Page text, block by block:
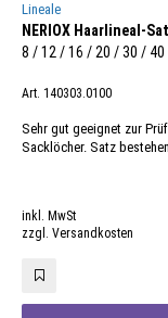
Lineale
NERIOX Haarlineal-
8 / 12 / 16 / 20 / 30 / 40
Art. 140303.0100
Sehr gut geeignet zur
Sacklöcher. Satz
inkl. MwSt
zzgl. Versandkosten